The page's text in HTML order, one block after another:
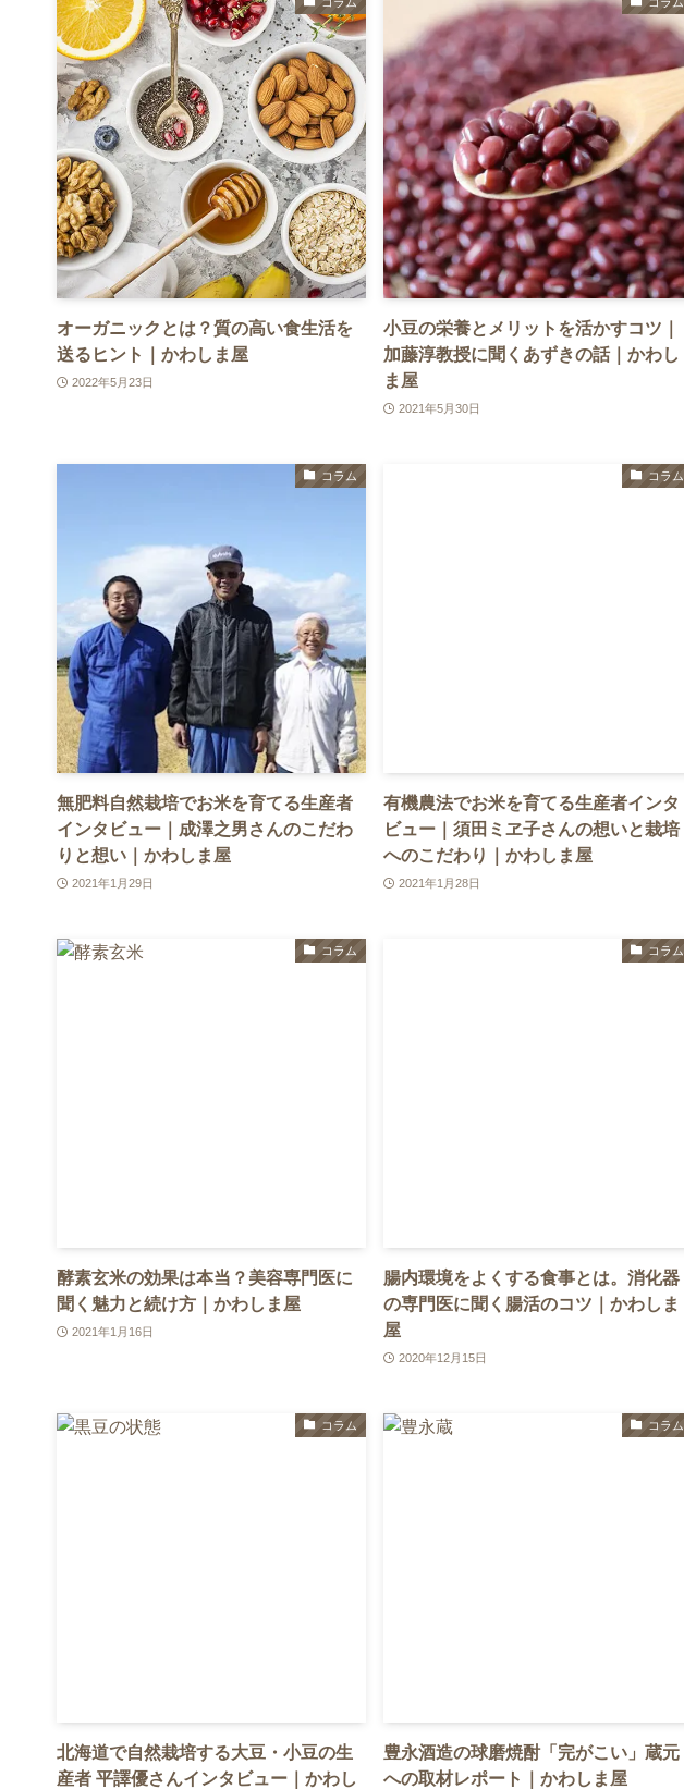
オーガニックとは？質の高い食生活を
送るヒント｜かわしま屋
2022年5月23日
小豆の栄養とメリットを活かすコツ｜
加藤淳教授に聞くあずきの話｜かわし
ま屋
2021年5月30日
コラム
無肥料自然栽培でお米を育てる生産者
インタビュー｜成澤之男さんのこだわ
りと想い｜かわしま屋
2021年1月29日
コラム
有機農法でお米を育てる生産者インタ
ビュー｜須田ミヱ子さんの想いと栽培
へのこだわり｜かわしま屋
2021年1月28日
コラム
酵素玄米の効果は本当？美容専門医に
聞く魅力と続け方｜かわしま屋
2021年1月16日
コラム
腸内環境をよくする食事とは。消化器
の専門医に聞く腸活のコツ｜かわしま
屋
2020年12月15日
コラム
北海道で自然栽培する大豆・小豆の生
産者 平譯優さんインタビュー｜かわし
コラム
豊永酒造の球磨焼酎「完がこい」蔵元
への取材レポート｜かわしま屋